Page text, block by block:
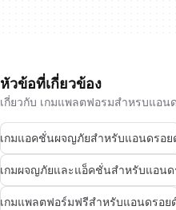
หัวข้อที่เกี่ยวข้อง
เกี่ยวกับ เกมแพลตฟอรมสำหรบแอน
เกมแอคชั่นผจญภัยสำหรับแอนดรอย
เกมผจญภัยและแอ็คชั่นสำหรับแอนด
เกมแพลตฟอร์มฟรีสำหรับแอนดรอย